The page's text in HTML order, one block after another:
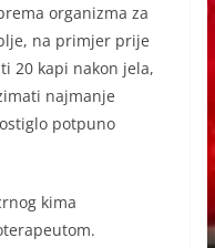
organizma za
na primjer prije
20 kapi nakon jela,
najmanje
potpuno
kima